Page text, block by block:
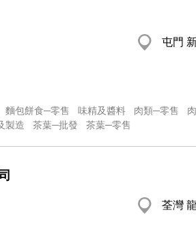
屯門
麵包餅食─零售 味精及醬料 肉類─零售
製造 茶葉─批發 茶葉─零售
荃灣